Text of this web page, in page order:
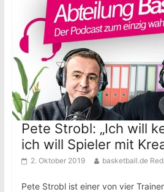
Pete Strobl: „Ich will
ich will Spieler mit
2. Oktober 2019 basketball.de
Pete Strobl ist einer von vier